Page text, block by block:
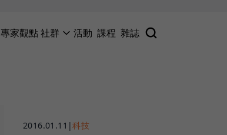
專家觀點社群 活動 課程 雜誌
2016.01.11 |科技